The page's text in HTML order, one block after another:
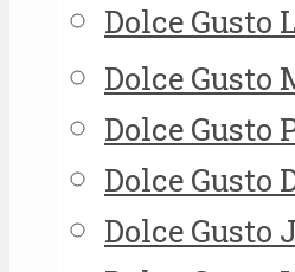
Dolce Gusto
Dolce Gusto
Dolce Gusto
Dolce Gusto
Dolce Gusto